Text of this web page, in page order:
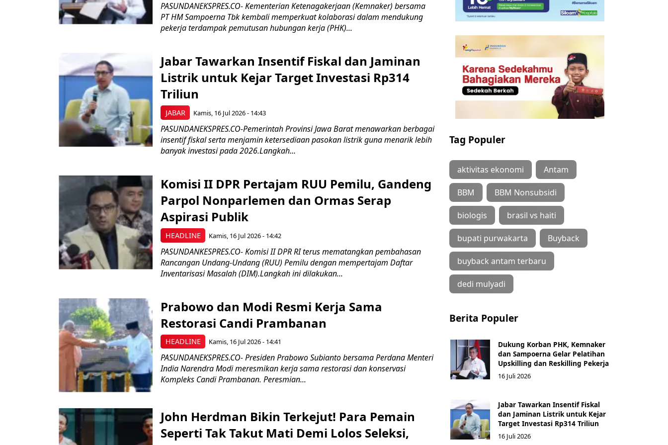
PASUNDANEKSPRES.CO- Kementerian Ketenagakerjaan (Kemnaker) bersama
PT HM Sampoerna Tbk kembali memperkuat kolaborasi dalam mendukung
pekerja terdampak pemutusan hubungan kerja (PHK)...
JABAR
Jabar Tawarkan Insentif Fiskal dan Jaminan
Listrik untuk Kejar Target Investasi Rp314
Triliun
Kamis, 16 Jul 2026 - 14:43
PASUNDANEKSPRES.CO-Pemerintah Provinsi Jawa Barat menawarkan berbagai
insentif fiskal serta menjamin ketersediaan pasokan listrik guna menarik lebih
banyak investasi pada 2026.Langkah...
HEADLINE
Komisi II DPR Pertajam RUU Pemilu, Gandeng
Parpol Nonparlemen dan Ormas Serap
Aspirasi Publik
Kamis, 16 Jul 2026 - 14:42
PASUNDANKESPRES.CO- Komisi II DPR RI terus mematangkan pembahasan
Rancangan Undang-Undang (RUU) Pemilu dengan mempertajam Daftar
Inventarisasi Masalah (DIM).Langkah ini dilakukan...
HEADLINE
Prabowo dan Modi Resmi Kerja Sama
Restorasi Candi Prambanan
Kamis, 16 Jul 2026 - 14:41
PASUNDANEKSPRES.CO- Presiden Prabowo Subianto bersama Perdana Menteri
India Narendra Modi meresmikan kerja sama restorasi dan konservasi
Kompleks Candi Prambanan. Peresmian...
John Herdman Bikin Terkejut! Para Pemain
Seperti Tak Takut Mati Demi Lolos Seleksi,
Tag Populer
aktivitas ekonomi Antam
BBM BBM Nonsubsidi
biologis brasil vs haiti
bupati purwakarta Buyback
buyback antam terbaru
dedi mulyadi
Berita Populer
Dukung Korban PHK, Kemnaker
dan Sampoerna Gelar Pelatihan
Upskilling dan Reskilling Pekerja
16 Juli 2026
Jabar Tawarkan Insentif Fiskal
dan Jaminan Listrik untuk Kejar
Target Investasi Rp314 Triliun
16 Juli 2026